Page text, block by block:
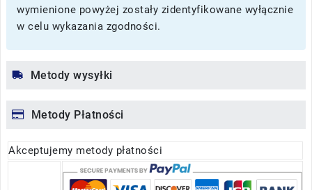
wymienione powyżej zostały zidentyfikowane wyłącznie
w celu wykazania zgodności.
Metody wysyłki
Metody Płatności
Akceptujemy metody płatności